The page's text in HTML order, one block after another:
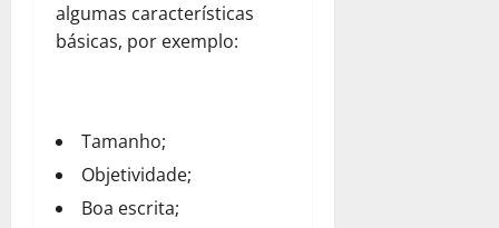
algumas características
básicas, por exemplo:
Tamanho;
Objetividade;
Boa escrita;